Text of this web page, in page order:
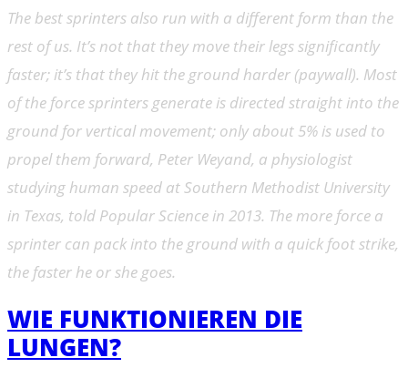
The best sprinters also run with a different form than the
rest of us. It’s not that they move their legs significantly
faster; it’s that they hit the ground harder (paywall). Most
of the force sprinters generate is directed straight into the
ground for vertical movement; only about 5% is used to
propel them forward, Peter Weyand, a physiologist
studying human speed at Southern Methodist University
in Texas, told Popular Science in 2013. The more force a
sprinter can pack into the ground with a quick foot strike,
the faster he or she goes.
WIE FUNKTIONIEREN DIE
LUNGEN?